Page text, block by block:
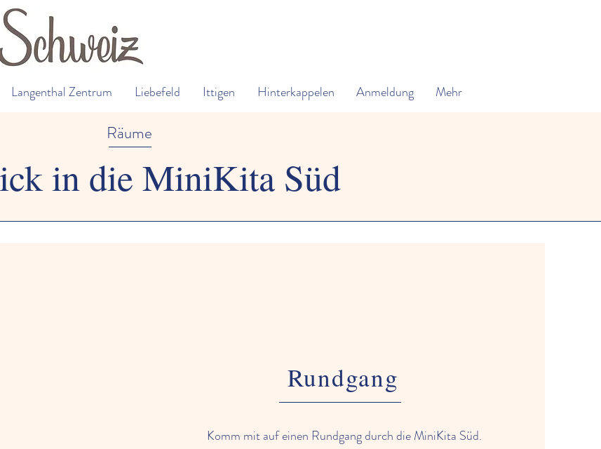
Langenthal Zentrum Liebefeld Ittigen Hinterkappelen Anmeldung Mehr
Räume
in die MiniKita Süd
Rundgang
Komm mit auf einen Rundgang durch die MiniKita Süd.